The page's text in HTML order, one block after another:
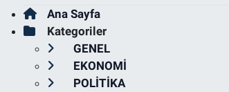
Ana Sayfa
Kategoriler
GENEL
EKONOMİ
POLİTİKA